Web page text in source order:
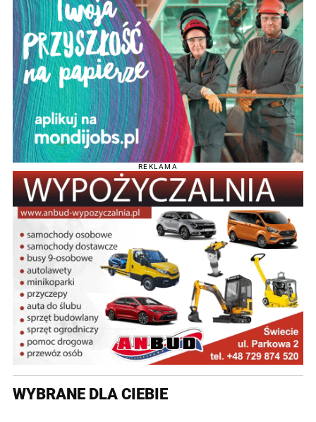
REKLAMA
WYBRANE DLA CIEBIE